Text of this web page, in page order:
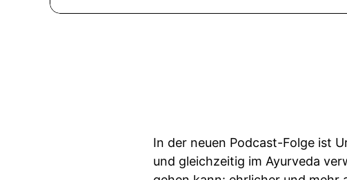
In der neuen Podcast-Folge ist
und gleichzeitig im Ayurveda